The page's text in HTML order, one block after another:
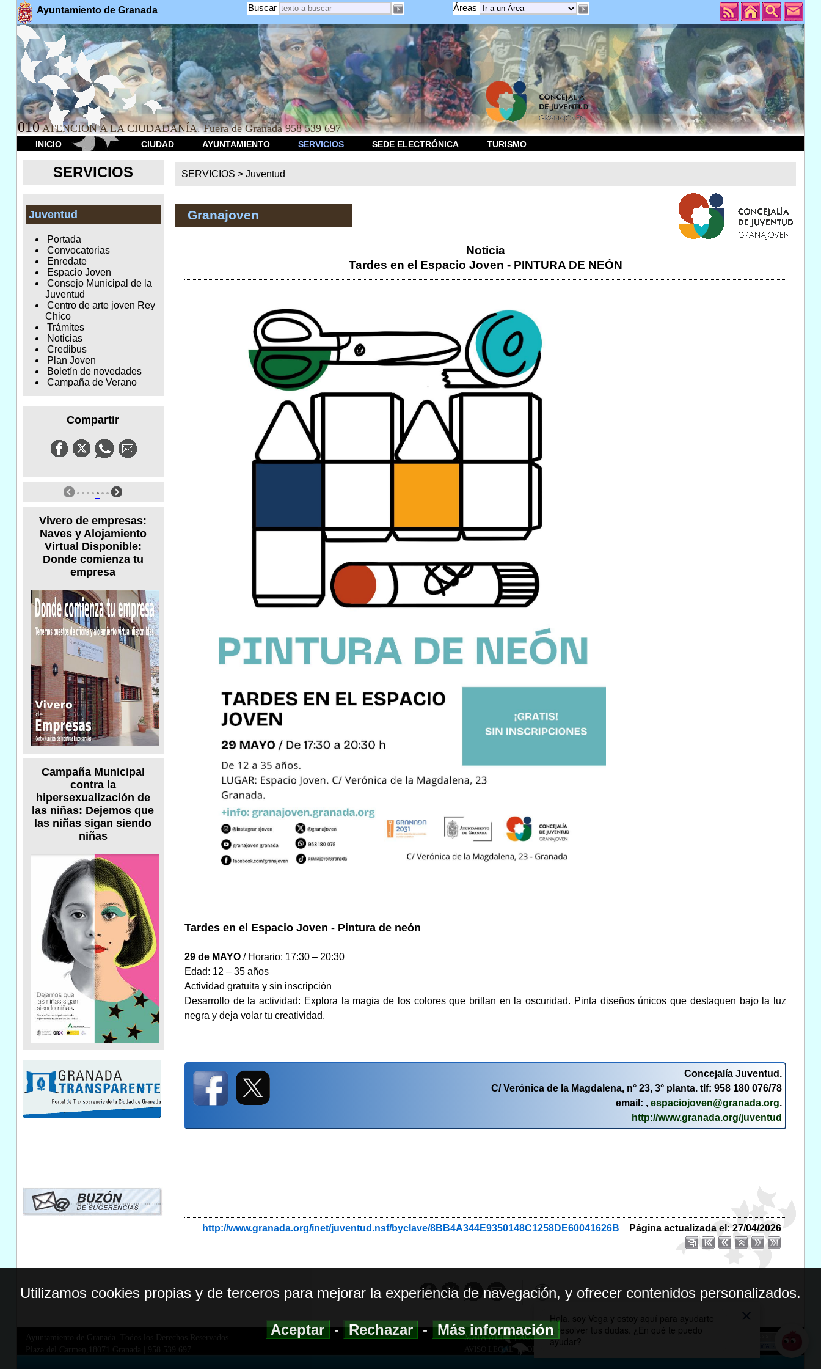
Ayuntamiento de Granada Áreas
Buscar
010 ATENCION A LA CIUDADANÍA. Fuera de Granada 958 539 697
INICIO CIUDAD AYUNTAMIENTO SERVICIOS SEDE ELECTRÓNICA TURISMO
SERVICIOS
Juventud
Portada
Convocatorias
Enredate
Espacio Joven
Consejo Municipal de la
Juventud
Centro de arte joven Rey
Chico
Trámites
Noticias
Credibus
Plan Joven
Boletín de novedades
Campaña de Verano
Compartir
Vivero de empresas:
Naves y Alojamiento
Virtual Disponible:
Donde comienza tu
empresa
Campaña Municipal
contra la
hipersexualización de
las niñas: Dejemos que
las niñas sigan siendo
niñas
SERVICIOS >Juventud
Granajoven
Noticia
Tardes en el Espacio Joven - PINTURA DE NEÓN
Tardes en el Espacio Joven - Pintura de neón
29 de MAYO/ Horario: 17:30 – 20:30
Edad: 12 – 35 años
Actividad gratuita y sin inscripción
Desarrollo de la actividad: Explora la magia de los colores que brillan en la oscuridad. Pinta diseños únicos que destaquen bajo la luz
negra y deja volar tu creatividad.
Concejalía Juventud.
C/ Verónica de la Magdalena, n° 23, 3° planta. tlf: 958 180 076/78
email: ,espaciojoven@granada.org.
http://www.granada.org/juventud
http://www.granada.org/inet/juventud.nsf/byclave/8BB4A344E9350148C1258DE60041626B Página actualizada el: 27/04/2026
Ayuntamiento de Granada. Todos los Derechos Reservados.
Plaza del Carmen,18071 Granada
958 539 697
MAPA WEB|ACCESIBILIDAD
AVISO LEGAL| POLITICA DE PRIVACIDAD
Utilizamos cookies propias y de terceros para mejorar la experiencia de navegación, y ofrecer contenidos personalizados.
Aceptar-Rechazar-Más información